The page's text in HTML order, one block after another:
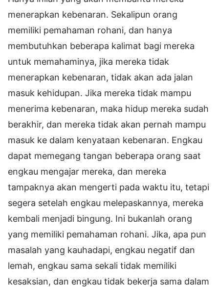
menerapkan kebenaran. Sekalipun orang
memiliki pemahaman rohani, dan hanya
membutuhkan beberapa kalimat bagi mereka
untuk memahaminya, jika mereka tidak
menerapkan kebenaran, tidak akan ada jalan
masuk kehidupan. Jika mereka tidak mampu
menerima kebenaran, maka hidup mereka sudah
berakhir, dan mereka tidak akan pernah mampu
masuk ke dalam kenyataan kebenaran. Engkau
dapat memegang tangan beberapa orang saat
engkau mengajar mereka, dan mereka
tampaknya akan mengerti pada waktu itu, tetapi
segera setelah engkau melepaskannya, mereka
kembali menjadi bingung. Ini bukanlah orang
yang memiliki pemahaman rohani. Jika, apa pun
masalah yang kauhadapi, engkau negatif dan
lemah, engkau sama sekali tidak memiliki
kesaksian, dan engkau tidak bekerja sama dalam